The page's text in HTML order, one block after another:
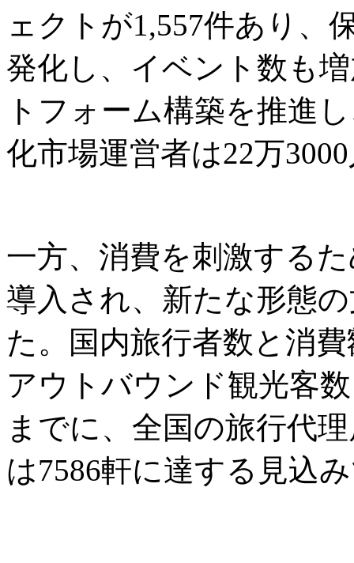
ェクトが1,557件あり、
発化し、イベント数も
トフォーム構築を推進
化市場運営者は22万
一方、消費を刺激する
導入され、新たな形態
た。国内旅行者数と消
アウトバウンド観光客
までに、全国の旅行代
は7586軒に達する見込